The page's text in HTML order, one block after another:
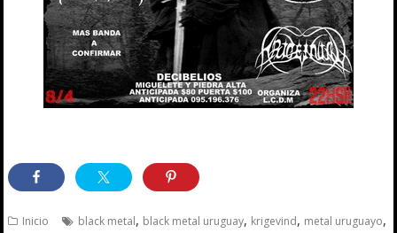
Inicio black metal, black metal uruguay, krigevind, metal uruguayo,